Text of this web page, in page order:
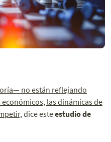
no están reflejando
las dinámicas de
dice esteestudio de